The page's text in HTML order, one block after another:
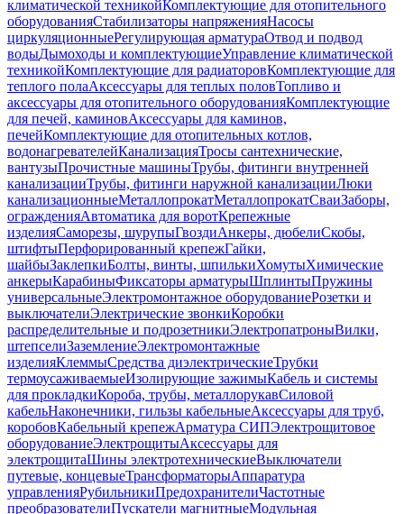
климатической техникойКомплектующие для отопительного
оборудованияСтабилизаторы напряженияНасосы
циркуляционныеРегулирующая арматураОтвод и подвод
водыДымоходы и комплектующиеУправление климатической
техникойКомплектующие для радиаторовКомплектующие для
теплого полаАксессуары для теплых половТопливо и
аксессуары для отопительного оборудованияКомплектующие
для печей, каминовАксессуары для каминов,
печейКомплектующие для отопительных котлов,
водонагревателейКанализацияТросы сантехнические,
вантузыПрочистные машиныТрубы, фитинги внутренней
канализацииТрубы, фитинги наружной канализацииЛюки
канализационныеМеталлопрокатМеталлопрокатСваиЗаборы,
огражденияАвтоматика для воротКрепежные
изделияСаморезы, шурупыГвоздиАнкеры, дюбелиСкобы,
штифтыПерфорированный крепежГайки,
шайбыЗаклепкиБолты, винты, шпилькиХомутыХимические
анкерыКарабиныФиксаторы арматурыШплинтыПружины
универсальныеЭлектромонтажное оборудованиеРозетки и
выключателиЭлектрические звонкиКоробки
распределительные и подрозетникиЭлектропатроныВилки,
штепселиЗаземлениеЭлектромонтажные
изделияКлеммыСредства диэлектрическиеТрубки
термоусаживаемыеИзолирующие зажимыКабель и системы
для прокладкиКороба, трубы, металлорукавСиловой
кабельНаконечники, гильзы кабельныеАксессуары для труб,
коробовКабельный крепежАрматура СИПЭлектрощитовое
оборудованиеЭлектрощитыАксессуары для
электрощитаШины электротехническиеВыключатели
путевые, концевыеТрансформаторыАппаратура
управленияРубильникиПредохранителиЧастотные
преобразователиПускатели магнитныеМодульная